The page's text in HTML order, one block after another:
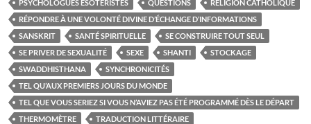
PSYCHOLOGUES ESOTÉRISTES QUESTIONS
RELIGION CATHOLIQUE
RÉPONDRE À UNE VOLONTÉ DIVINE D’ÉCHANGE D’INFORMATIONS
SANSKRIT
SANTÉ SPIRITUELLE
SE CONSTRUIRE TOUT SEUL
SE PRIVER DE SEXUALITÉ
SEXE SHANTI
STOCKAGE
SWADDHISTHANA
SYNCHRONICITÉS
TEL QU’AUX PREMIERS JOURS DU MONDE
TEL QUE VOUS SERIEZ SI VOUS N’AVIEZ PAS ÉTÉ PROGRAMMÉ DÈS LE DÉPART
THERMOMÈTRE
TRADUCTION LITTÉRAIRE